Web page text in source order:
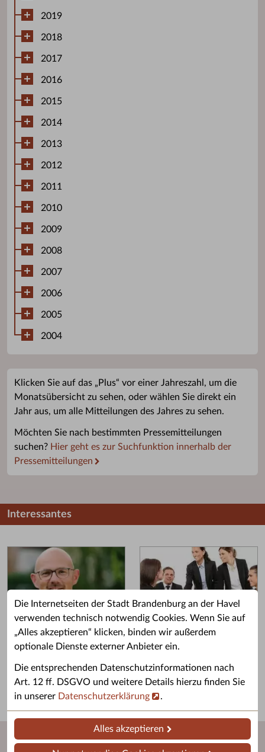
Die Internetseiten der Stadt Brandenburg an der Havel
verwenden technisch notwendig Cookies. Wenn Sie auf
„Alles akzeptieren“ klicken, binden wir außerdem
optionale Dienste externer Anbieter ein.
Die entsprechenden Datenschutzinformationen nach
Art. 12 ff. DSGVO und weitere Details hierzu finden Sie
in unserer Datenschutzerklärung .
Alles akzeptieren
2019
2018
2017
2016
2015
2014
2013
2012
2011
2010
2009
2008
2007
2006
2005
2004
Klicken Sie auf das „Plus“ vor einer Jahreszahl, um die
Monatsübersicht zu sehen, oder wählen Sie direkt ein
Jahr aus, um alle Mitteilungen des Jahres zu sehen.
Möchten Sie nach bestimmten Pressemitteilungen
suchen? Hier geht es zur Suchfunktion innerhalb der
Pressemitteilungen
Interessantes
Grußwort des OB